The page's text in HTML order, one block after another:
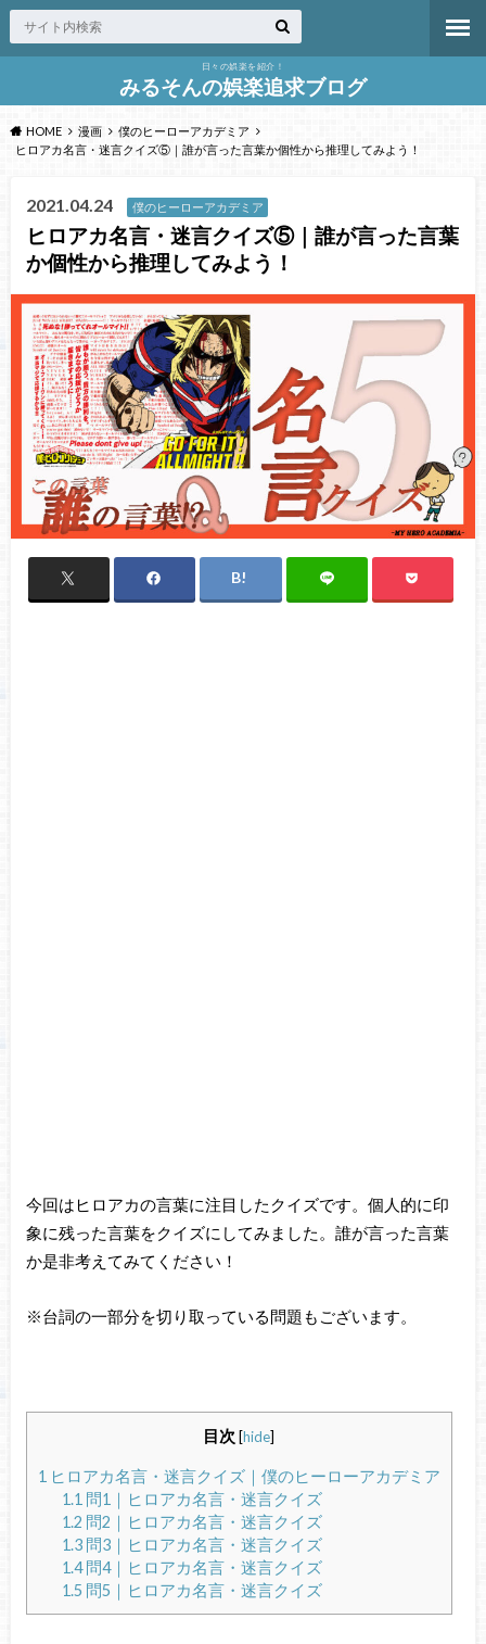
日々の娯楽を紹介！
みるそんの娯楽追求ブログ
HOME 漫画
僕のヒーローアカデミア
ヒロアカ名言・迷言クイズ⑤｜誰が言った言葉か個性から推理してみよう！
2021.04.24 僕のヒーローアカデミア
ヒロアカ名言・迷言クイズ⑤｜誰が言った言葉
か個性から推理してみよう！
今回はヒロアカの言葉に注目したクイズです。個人的に印
象に残った言葉をクイズにしてみました。誰が言った言葉
か是非考えてみてください！
※台詞の一部分を切り取っている問題もございます。
目次 [hide]
1 ヒロアカ名言・迷言クイズ｜僕のヒーローアカデミア
1.1 問1｜ヒロアカ名言・迷言クイズ
1.2 問2｜ヒロアカ名言・迷言クイズ
1.3問3｜ヒロアカ名言・迷言クイズ
1.4問4｜ヒロアカ名言・迷言クイズ
1.5 問5｜ヒロアカ名言・迷言クイズ